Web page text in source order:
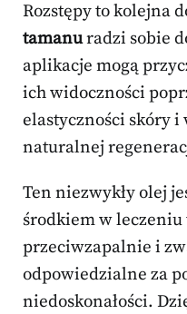
Rozstępy to kolejna
tamanuradzi sobie
aplikacje mogą
ich widoczności
elastyczności skóry i
naturalnej
Ten niezwykły olej
środkiem w leczeniu
przeciwzapalnie i
odpowiedzialne za
niedoskonałości.